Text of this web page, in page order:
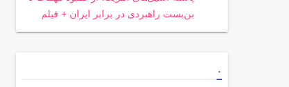
بن‌بست راهبردی در برابر ایران + فیلم
.